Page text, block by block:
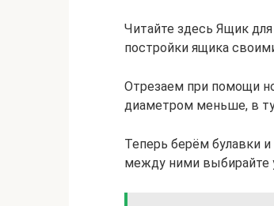
Читайте здесь Ящик
постройки ящика
Отрезаем при помощи
диаметром меньше, в
Теперь берём булавки
между ними выбирайте